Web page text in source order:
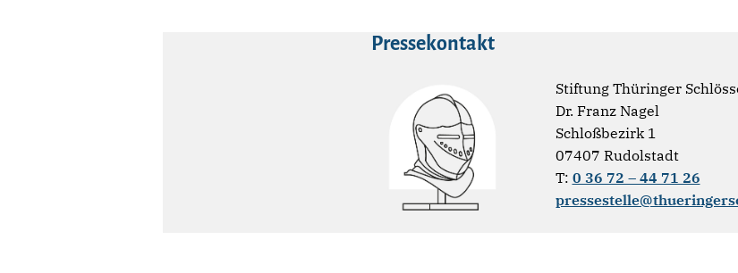
Pressekontakt
Stiftung Thüringer
Dr. Franz Nagel
Schloßbezirk 1
07407 Rudolstadt
T: 0 36 72 – 44 71 26